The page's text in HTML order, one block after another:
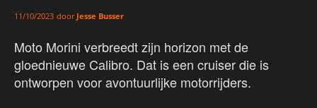
11/10/2023 door Jesse Busser
Moto Morini verbreedt zijn horizon met de
gloednieuwe Calibro. Dat is een cruiser die is
ontworpen voor avontuurlijke motorrijders.